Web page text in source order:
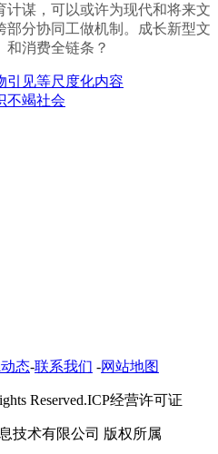
计谋，可以或许为现代和将来文
分协同工做机制。成长新型文
和消费全链条？
引见等尺度化内容
不竭社会
态-联系我们 -网站地图
Reserved.ICP经营许可证
技术有限公司 版权所属